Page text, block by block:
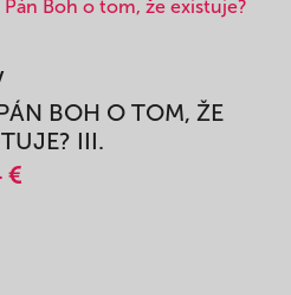
BOH O TOM, ŽE
III.
€